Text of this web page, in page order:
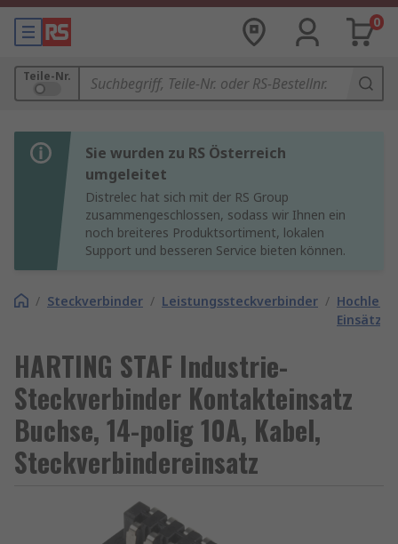
0
Teile-Nr.
Sie wurden zu RS Österreich
umgeleitet
Distrelec hat sich mit der RS Group
zusammengeschlossen, sodass wir Ihnen ein
noch breiteres Produktsortiment, lokalen
Support und besseren Service bieten können.
/ Steckverbinder / Leistungssteckverbinder /
Einsätze
HARTING STAF Industrie-
Steckverbinder Kontakteinsatz
Buchse, 14-polig 10A, Kabel,
Steckverbindereinsatz